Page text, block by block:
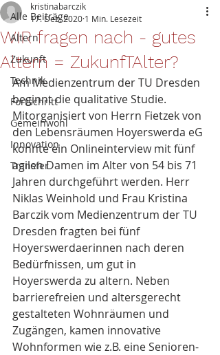
Alle Beiträge
Altern
Zukunft
Technik
Fortschritt
Gemeinwohl
Innovation
Transfer
WIR fragen nach - gutes
Altern = ZukunfTAlter?
kristinabarczik
17. Dez. 2020 1 Min. Lesezeit
Am Medienzentrum der TU Dresden
beginnt die qualitative Studie.
Mitorganisiert von Herrn Fietzek von
den Lebensräumen Hoyerswerda eG
konnte ein Onlineinterview mit fünf
agilen Damen im Alter von 54 bis 71
Jahren durchgeführt werden. Herr
Niklas Weinhold und Frau Kristina
Barczik vom Medienzentrum der TU
Dresden fragten bei fünf
Hoyerswerdaerinnen nach deren
Bedürfnissen, um gut in
Hoyerswerda zu altern. Neben
barrierefreien und altersgerecht
gestalteten Wohnräumen und
Zugängen, kamen innovative
Wohnformen wie z.B. eine Senioren-